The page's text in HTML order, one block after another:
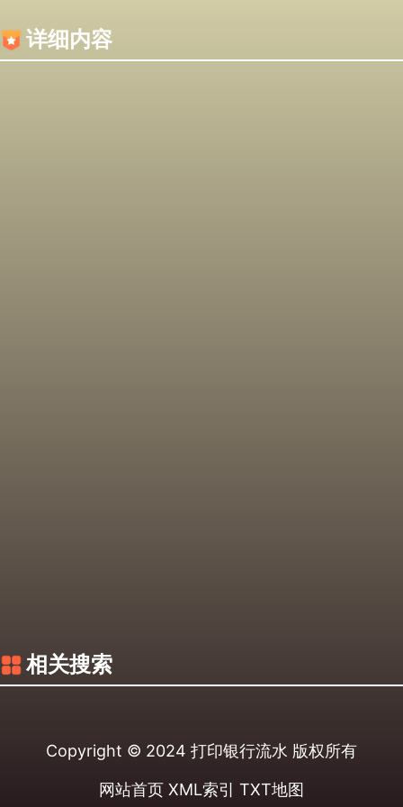
详细内容
相关搜索
Copyright © 2024 打印银行流水 版权所有
网站首页 XML索引 TXT地图